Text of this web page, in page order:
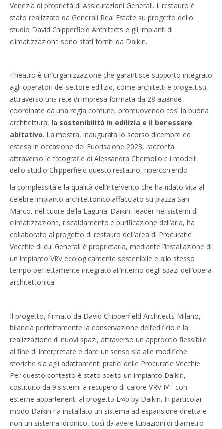
Venezia di proprietà di Assicurazioni Generali. Il restauro è
stato realizzato da Generali Real Estate su progetto dello
studio David Chipperfield Architects e gli impianti di
climatizzazione sono stati forniti da Daikin.
Theatro è un’organizzazione che garantisce supporto integrato
agli operatori del settore edilizio, come architetti e progettisti,
attraverso una rete di impresa formata da 28 aziende
coordinate da una regia comune, promuovendo così la buona
architettura, la sostenibilità in edilizia e il benessere
abitativo. La mostra, inaugurata lo scorso dicembre ed
estesa in occasione del Fuorisalone 2023, racconta
attraverso le fotografie di Alessandra Chemollo e i modelli
dello studio Chipperfield questo restauro, ripercorrendo
la complessità e la qualità dell’intervento che ha ridato vita al
celebre impianto architettonico affacciato su piazza San
Marco, nel cuore della Laguna. Daikin, leader nei sistemi di
climatizzazione, riscaldamento e purificazione dell’aria, ha
collaborato al progetto di restauro dell’area di Procuratie
Vecchie di cui Generali è proprietaria, mediante l’installazione di
un impianto VRV ecologicamente sostenibile e allo stesso
tempo perfettamente integrato all’interno degli spazi dell’opera
architettonica.
Il progetto, firmato da David Chipperfield Architects Milano,
bilancia perfettamente la conservazione dell’edificio e la
realizzazione di nuovi spazi, attraverso un approccio flessibile
al fine di interpretare e dare un senso sia alle modifiche
storiche sia agli adattamenti pratici delle Procuratie Vecchie
Per questo contesto è stato scelto un impianto Daikin,
costituito da 9 sistemi a recupero di calore VRV IV+ con
esterne appartenenti al progetto L∞p by Daikin. In particolar
modo Daikin ha installato un sistema ad espansione diretta e
non un sistema idronico, così da avere tubazioni di diametro